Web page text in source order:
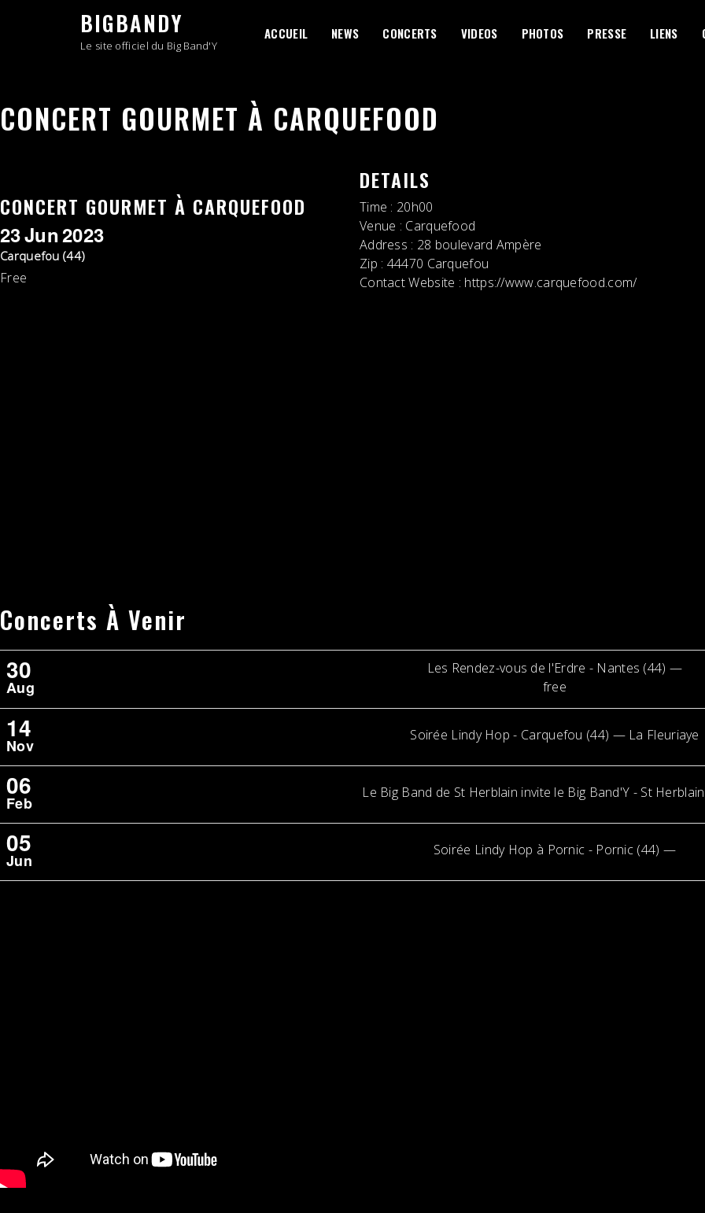
BIGBANDY
Le site officiel du Big Band'Y
ACCUEIL NEWS CONCERTS VIDEOS PHOTOS PRESSE LIENS
CONCERT GOURMET À CARQUEFOOD
CONCERT GOURMET À CARQUEFOOD
23Jun2023
Carquefou (44)
Free
DETAILS
Time : 20h00
Venue : Carquefood
Address : 28 boulevard Ampère
Zip : 44470 Carquefou
Contact Website : https://www.carquefood.com/
Concerts À Venir
30
Aug
Les Rendez-vous de l'Erdre - Nantes (44) —
free
14
Nov
Soirée Lindy Hop - Carquefou (44) — La Fleuriaye
06
Feb
Le Big Band de St Herblain invite le Big Band'Y - St
05
Jun
Soirée Lindy Hop à Pornic - Pornic (44) —